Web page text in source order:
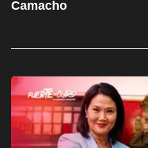
Camacho